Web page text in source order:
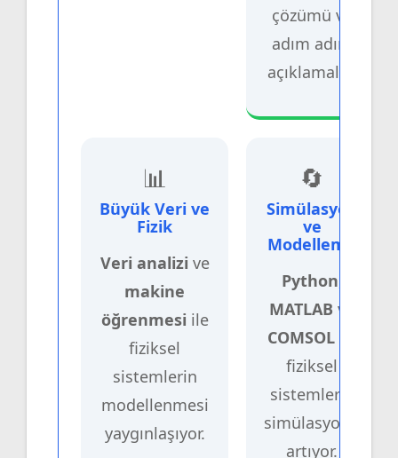
çözümü ve
adım adım
açıklamalar.
📊
Büyük Veri ve
Fizik
Veri analizi ve
makine
öğrenmesi ile
fiziksel
sistemlerin
modellenmesi
yaygınlaşıyor.
🔄
Simülasyon
ve
Modelleme
Python
MATLAB ve
COMSOLile
fiziksel
sistemlerin
simülasyonu
artıyor.